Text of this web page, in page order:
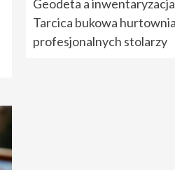
Geodeta a
Tarcica bukowa
profesjonalnych stolarzy